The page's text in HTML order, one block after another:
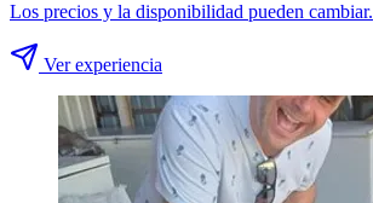
Los precios y la disponibilidad pueden cambiar.
Ver experiencia